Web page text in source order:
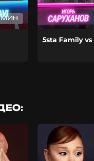
МИН
5sta Family